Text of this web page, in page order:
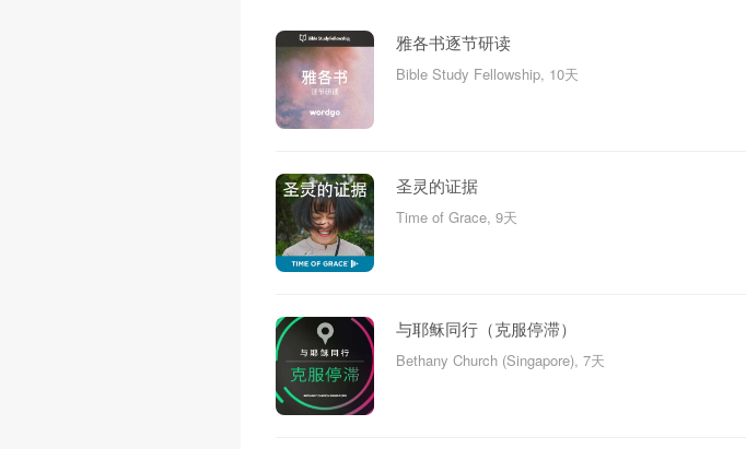
雅各书逐节研读
Bible Study Fellowship, 10天
圣灵的证据
Time of Grace, 9天
与耶稣同行（克服停滞）
Bethany Church (Singapore), 7天